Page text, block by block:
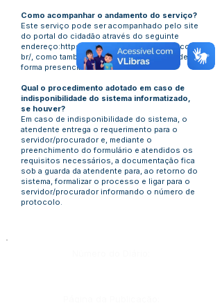
Como acompanhar o andamento do serviço?
Este serviço pode ser acompanhado pelo site
do portal do cidadão através do seguinte
endereço:https://minhafolha.cloud.betha.com.
br/, como também pelo telefone (68) ou de
forma presencial.
Qual o procedimento adotado em caso de
indisponibilidade do sistema informatizado,
se houver?
Em caso de indisponibilidade do sistema, o
atendente entrega o requerimento para o
servidor/procurador e, mediante o
preenchimento do formulário e atendidos os
requisitos necessários, a documentação fica
sob a guarda da atendente para, ao retorno do
sistema, formalizar o processo e ligar para o
servidor/procurador informando o número de
protocolo.